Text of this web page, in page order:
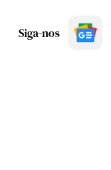
Siga-nos